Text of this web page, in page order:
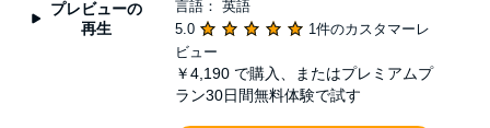
プレビューの
再生
言語： 英語
5.0
1件のカスタマーレ
ビュー
￥4,190 で購入、またはプレミアムプ
ラン30日間無料体験で試す